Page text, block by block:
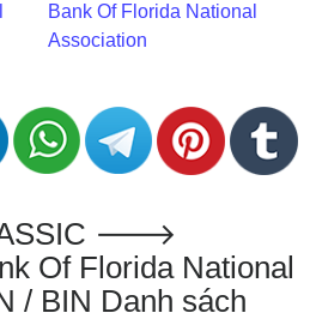
Bank Of Florida National
Association
🡒
Of Florida National
/ BIN Danh sách